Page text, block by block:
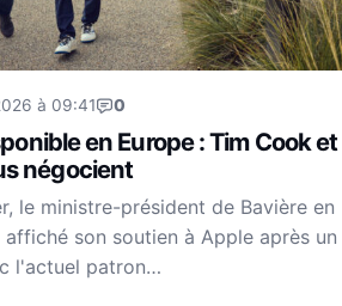
à 09:41 0
en Europe : Tim Cook et
négocient
le ministre-président de Bavière en
affiché son soutien à Apple après un
l'actuel patron…